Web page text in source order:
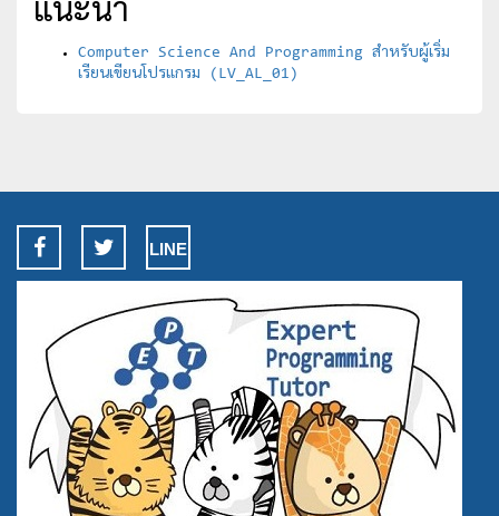
แนะนำ
Computer Science And Programming สำหรับผู้เริ่ม
เรียนเขียนโปรแกรม (LV_AL_01)
LINE